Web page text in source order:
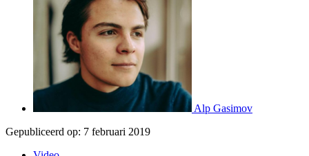
Alp Gasimov
Gepubliceerd op: 7 februari 2019